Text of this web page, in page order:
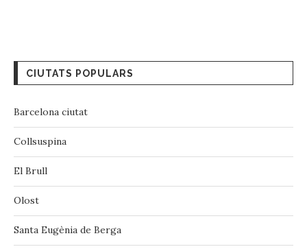
CIUTATS POPULARS
Barcelona ciutat
Collsuspina
El Brull
Olost
Santa Eugènia de Berga